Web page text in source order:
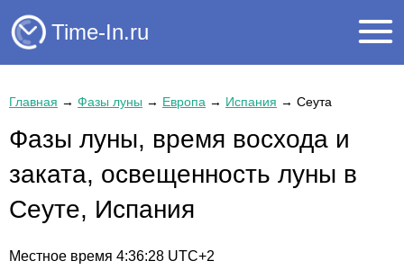
Time-In.ru
Главная → Фазы луны → Европа → Испания → Сеута
Фазы луны, время восхода и
заката, освещенность луны в
Сеуте, Испания
Местное время 4:36:29 UTC+2